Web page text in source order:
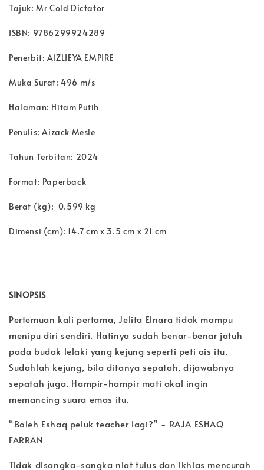
Tajuk: Mr Cold Dictator
ISBN: 9786299924289
Penerbit: AIZLIEYA EMPIRE
Muka Surat: 496 m/s
Halaman: Hitam Putih
Penulis: Aizack Mesle
Tahun Terbitan: 2024
Format: Paperback
Berat (kg): 0.599 kg
Dimensi (cm): 14.7 cm x 3.5 cm x 21 cm
SINOPSIS
Pertemuan kali pertama, Jelita Elnara tidak mampu
menipu diri sendiri. Hatinya sudah benar-benar jatuh
pada budak lelaki yang kejung seperti peti ais itu.
Sudahlah kejung, bila ditanya sepatah, dijawabnya
sepatah juga. Hampir-hampir mati akal ingin
memancing suara emas itu.
“Boleh Eshaq peluk teacher lagi?” - RAJA ESHAQ
FARRAN
Tidak disangka-sangka niat tulus dan ikhlas mencurah